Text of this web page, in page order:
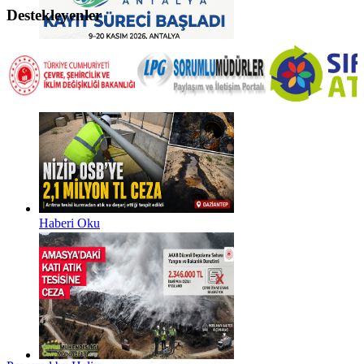
Haberi Oku
Haberi Oku
Destekleyenler